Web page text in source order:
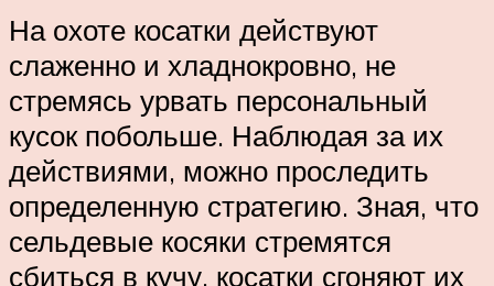
На охоте косатки действуют
слаженно и хладнокровно, не
стремясь урвать персональный
кусок побольше. Наблюдая за их
действиями, можно проследить
определенную стратегию. Зная, что
сельдевые косяки стремятся
сбиться в кучу, косатки сгоняют их